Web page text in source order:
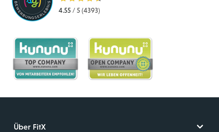
4.55 / 5 (4393)
Über FitX